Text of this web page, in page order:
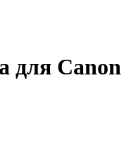
для Canon